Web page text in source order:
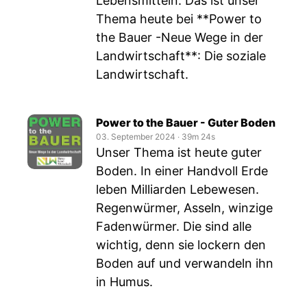
Thema heute bei **Power to
the Bauer -Neue Wege in der
Landwirtschaft**: Die soziale
Landwirtschaft.
Power to the Bauer - Guter Boden
03. September 2024 ‧ 39m 24s
Unser Thema ist heute guter
Boden. In einer Handvoll Erde
leben Milliarden Lebewesen.
Regenwürmer, Asseln, winzige
Fadenwürmer. Die sind alle
wichtig, denn sie lockern den
Boden auf und verwandeln ihn
in Humus.